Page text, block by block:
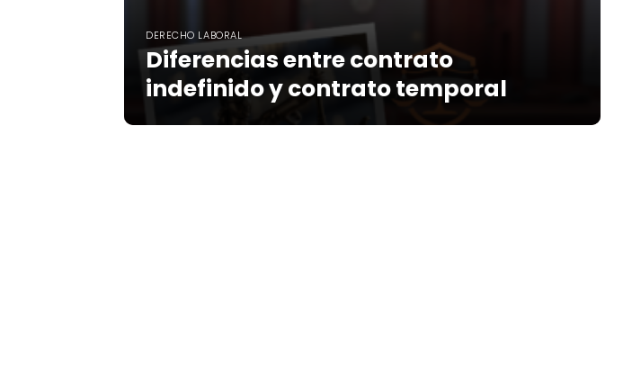
DERECHO LABORAL
Diferencias entre contrato
indefinido y contrato temporal